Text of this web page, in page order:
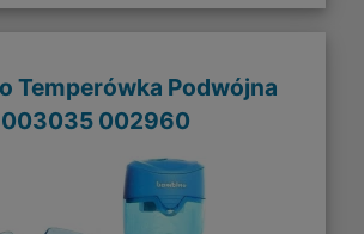
Temperówka Podwójna
003035 002960